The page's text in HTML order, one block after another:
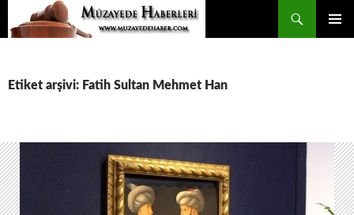
atla
Etiket arşivi: Fatih Sultan Mehmet Han